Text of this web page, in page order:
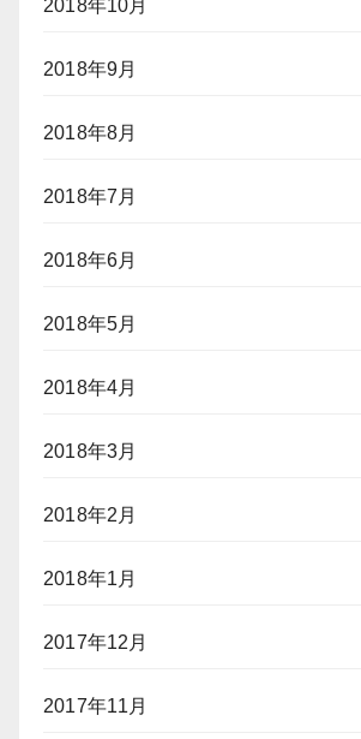
2018年10月
2018年9月
2018年8月
2018年7月
2018年6月
2018年5月
2018年4月
2018年3月
2018年2月
2018年1月
2017年12月
2017年11月